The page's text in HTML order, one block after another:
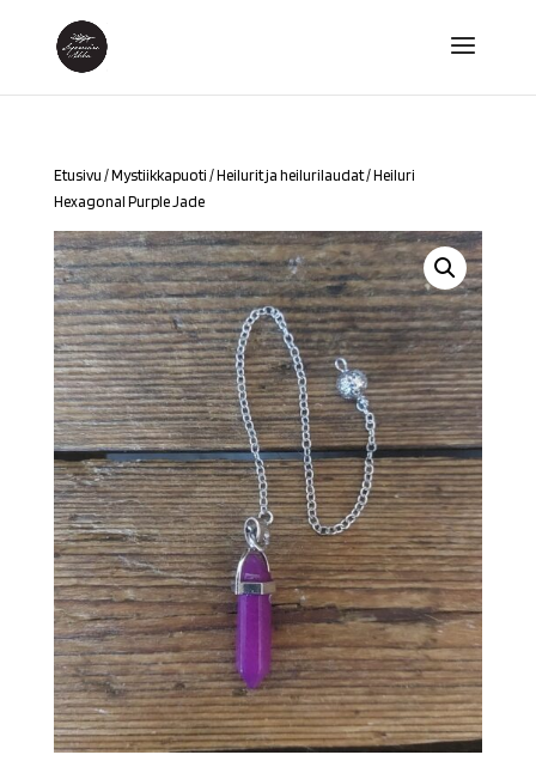
Etusivu /Mystiikkapuoti /Heilurit ja heilurilaudat/ Heiluri
Hexagonal Purple Jade